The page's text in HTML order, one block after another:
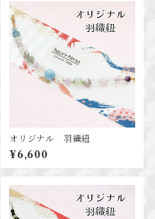
オリジナル 羽織紐
¥6,600